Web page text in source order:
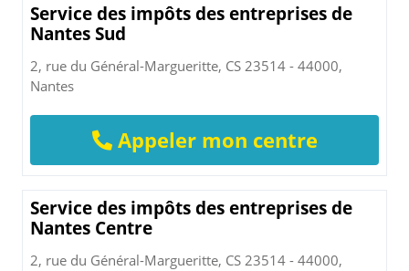
Service des impôts des entreprises de
Nantes Sud
2, rue du Général-Margueritte, CS 23514 - 44000,
Nantes
Appeler mon centre
Service des impôts des entreprises de
Nantes Centre
2, rue du Général-Margueritte, CS 23514 - 44000,